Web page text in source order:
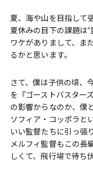
夏、海や山を目指して
夏休みの目下の課題は
ワケがありまして、ま
るかと思います。
さて、僕は子供の頃、
を『ゴーストバスター
の影響からなのか、僕
ソフィア・コッポラと
いい監督たちに引っ張
メルフィ監督もこの長
しくて、飛行場で待ち